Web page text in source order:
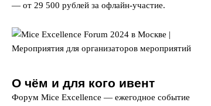
— от 29 500 рублей за офлайн-участие.
О чём и для кого ивент
Форум Mice Excellence — ежегодное событие